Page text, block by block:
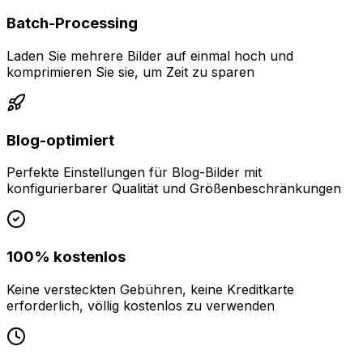
Batch-Processing
Laden Sie mehrere Bilder auf einmal hoch und
komprimieren Sie sie, um Zeit zu sparen
Blog-optimiert
Perfekte Einstellungen für Blog-Bilder mit
konfigurierbarer Qualität und Größenbeschränkungen
100% kostenlos
Keine versteckten Gebühren, keine Kreditkarte
erforderlich, völlig kostenlos zu verwenden